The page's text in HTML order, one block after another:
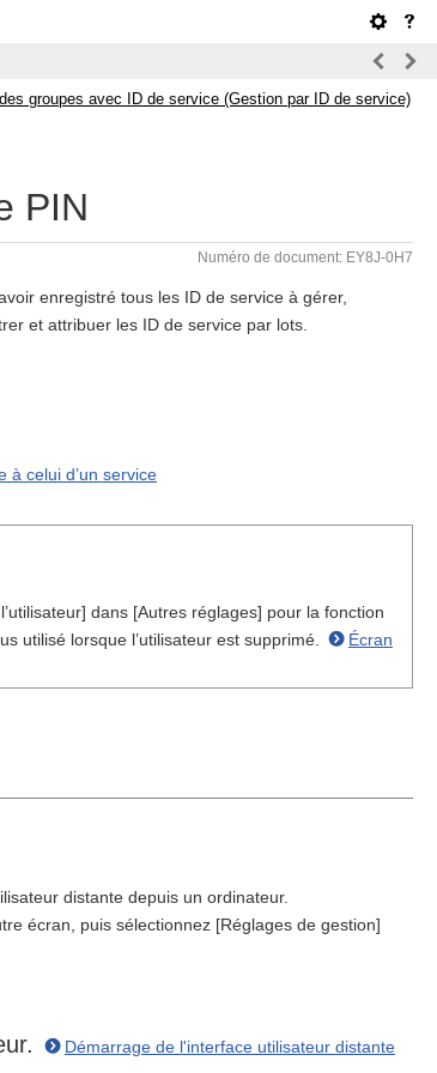
groupes avec ID de service (Gestion par ID de service)
PIN
Numéro de document: EY8J-0H7
enregistré tous les ID de service à gérer,
et attribuer les ID de service par lots.
à celui d’un service
dans [Autres réglages] pour la fonction
utilisé lorsque l’utilisateur est supprimé.
Écran
distante depuis un ordinateur.
écran, puis sélectionnez [Réglages de gestion]
Démarrage de l'interface utilisateur distante